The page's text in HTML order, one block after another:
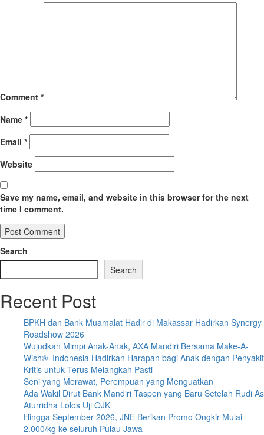
Comment *
Name *
Email *
Website
Save my name, email, and website in this browser for the next
time I comment.
Search
Search
Recent Post
BPKH dan Bank Muamalat Hadir di Makassar Hadirkan Synergy
Roadshow 2026
Wujudkan Mimpi Anak-Anak, AXA Mandiri Bersama Make-A-
Wish® Indonesia Hadirkan Harapan bagi Anak dengan Penyakit
Kritis untuk Terus Melangkah Pasti
Seni yang Merawat, Perempuan yang Menguatkan
Ada Wakil Dirut Bank Mandiri Taspen yang Baru Setelah Rudi As
Aturridha Lolos Uji OJK
Hingga September 2026, JNE Berikan Promo Ongkir Mulai
2.000/kg ke seluruh Pulau Jawa